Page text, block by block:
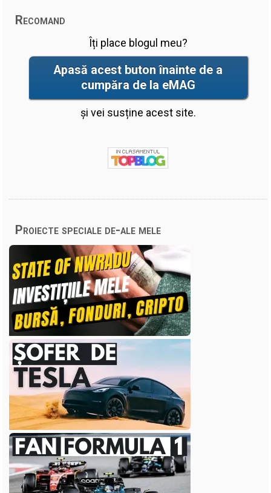
Recomand
Îți place blogul meu?
Apasă acest buton înainte de a
cumpăra de la eMAG
și vei susține acest site.
Proiecte speciale de-ale mele